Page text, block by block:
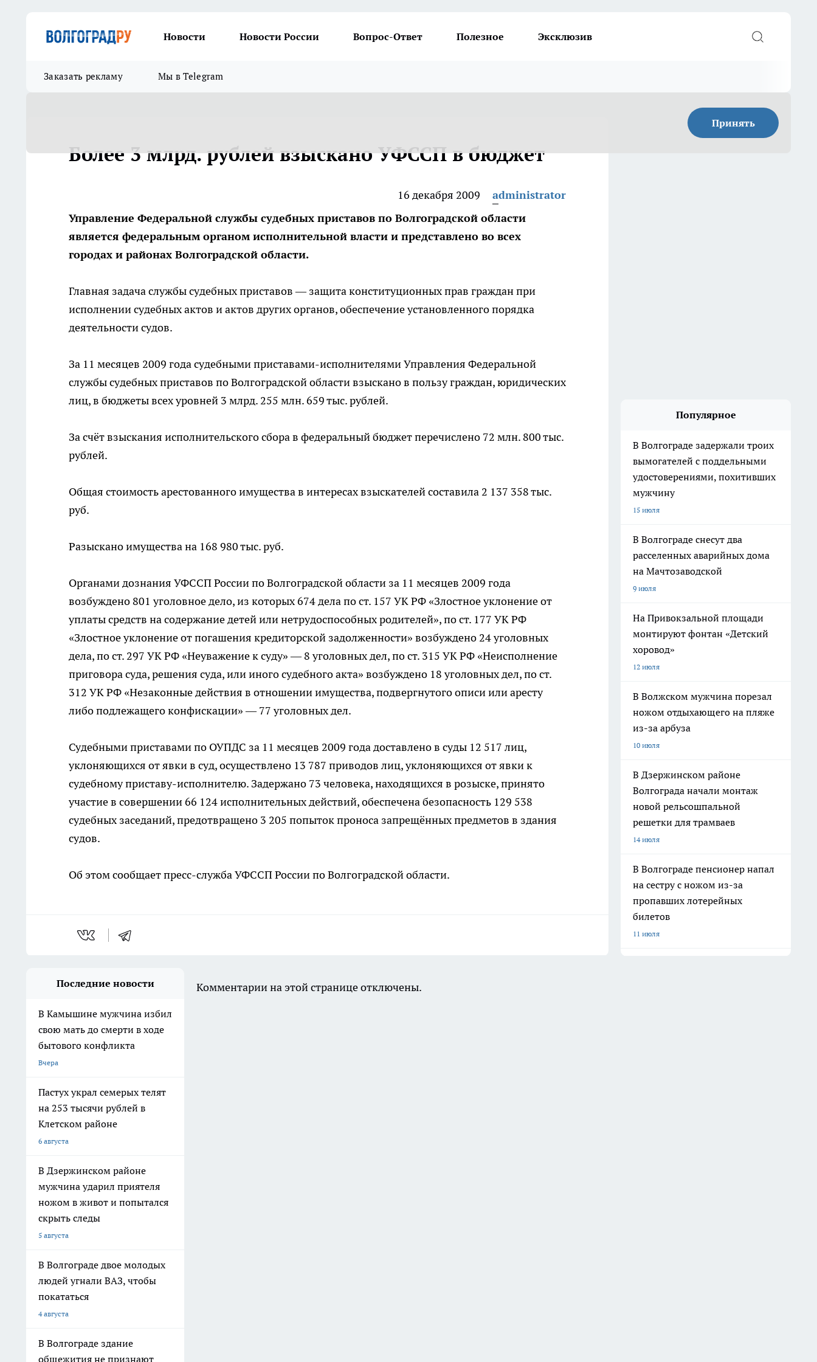
Новости Новости России Вопрос-Ответ Полезное Эксклюзив
Заказать рекламу Мы в Telegram
Принять
Более 3 млрд. рублей взыскано УФССП в бюджет
16 декабря 2009
administrator
Управление Федеральной службы судебных приставов по Волгоградской области
является федеральным органом исполнительной власти и представлено во всех
городах и районах Волгоградской области.
Главная задача службы судебных приставов — защита конституционных прав граждан при
исполнении судебных актов и актов других органов, обеспечение установленного порядка
деятельности судов.
За 11 месяцев 2009 года судебными приставами-исполнителями Управления Федеральной
службы судебных приставов по Волгоградской области взыскано в пользу граждан, юридических
лиц, в бюджеты всех уровней 3 млрд. 255 млн. 659 тыс. рублей.
За счёт взыскания исполнительского сбора в федеральный бюджет перечислено 72 млн. 800 тыс.
рублей.
Общая стоимость арестованного имущества в интересах взыскателей составила 2 137 358 тыс.
руб.
Разыскано имущества на 168 980 тыс. руб.
Органами дознания УФССП России по Волгоградской области за 11 месяцев 2009 года
возбуждено 801 уголовное дело, из которых 674 дела по ст. 157 УК РФ «Злостное уклонение от
уплаты средств на содержание детей или нетрудоспособных родителей», по ст. 177 УК РФ
«Злостное уклонение от погашения кредиторской задолженности» возбуждено 24 уголовных
дела, по ст. 297 УК РФ «Неуважение к суду» — 8 уголовных дел, по ст. 315 УК РФ «Неисполнение
приговора суда, решения суда, или иного судебного акта» возбуждено 18 уголовных дел, по ст.
312 УК РФ «Незаконные действия в отношении имущества, подвергнутого описи или аресту
либо подлежащего конфискации» — 77 уголовных дел.
Судебными приставами по ОУПДС за 11 месяцев 2009 года доставлено в суды 12 517 лиц,
уклоняющихся от явки в суд, осуществлено 13 787 приводов лиц, уклоняющихся от явки к
судебному приставу-исполнителю. Задержано 73 человека, находящихся в розыске, принято
участие в совершении 66 124 исполнительных действий, обеспечена безопасность 129 538
судебных заседаний, предотвращено 3 205 попыток проноса запрещённых предметов в здания
судов.
Об этом сообщает пресс-служба УФССП России по Волгоградской области.
Популярное
В Волгограде задержали троих
вымогателей с поддельными
удостоверениями, похитивших
мужчину
15 июля
В Волгограде снесут два
расселенных аварийных дома
на Мачтозаводской
9 июля
На Привокзальной площади
монтируют фонтан «Детский
хоровод»
12 июля
В Волжском мужчина порезал
ножом отдыхающего на пляже
из-за арбуза
10 июля
В Дзержинском районе
Волгограда начали монтаж
новой рельсошпальной
решетки для трамваев
14 июля
В Волгограде пенсионер напал
на сестру с ножом из-за
пропавших лотерейных
билетов
11 июля
Последние новости
В Камышине мужчина избил
свою мать до смерти в ходе
бытового конфликта
Вчера
Пастух украл семерых телят
на 253 тысячи рублей в
Клетском районе
6 августа
В Дзержинском районе
мужчина ударил приятеля
ножом в живот и попытался
скрыть следы
5 августа
В Волгограде двое молодых
людей угнали ВАЗ, чтобы
покататься
4 августа
В Волгограде здание
общежития не признают
Комментарии на этой странице отключены.